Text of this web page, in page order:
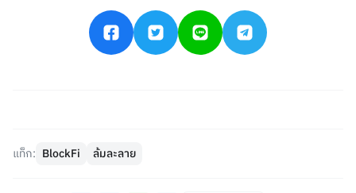
แท็ก: BlockFi ล้มละลาย